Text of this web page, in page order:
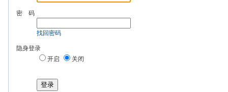
密 码
找回密码
隐身登录
开启
关闭
登录